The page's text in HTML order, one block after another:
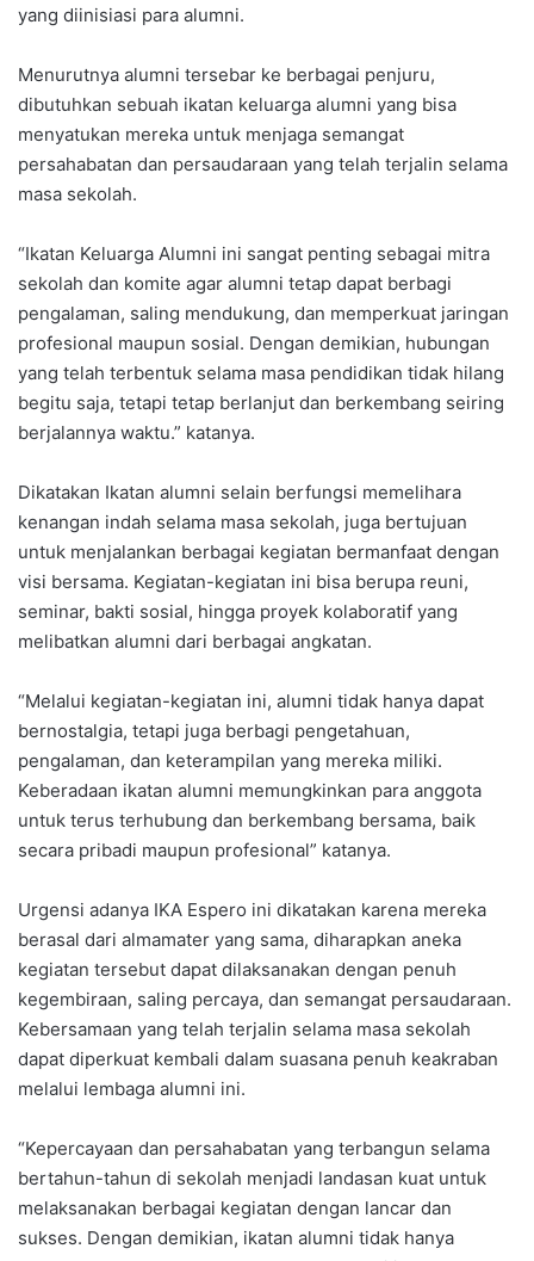
yang diinisiasi para alumni.
Menurutnya alumni tersebar ke berbagai penjuru,
dibutuhkan sebuah ikatan keluarga alumni yang bisa
menyatukan mereka untuk menjaga semangat
persahabatan dan persaudaraan yang telah terjalin selama
masa sekolah.
“Ikatan Keluarga Alumni ini sangat penting sebagai mitra
sekolah dan komite agar alumni tetap dapat berbagi
pengalaman, saling mendukung, dan memperkuat jaringan
profesional maupun sosial. Dengan demikian, hubungan
yang telah terbentuk selama masa pendidikan tidak hilang
begitu saja, tetapi tetap berlanjut dan berkembang seiring
berjalannya waktu.” katanya.
Dikatakan Ikatan alumni selain berfungsi memelihara
kenangan indah selama masa sekolah, juga bertujuan
untuk menjalankan berbagai kegiatan bermanfaat dengan
visi bersama. Kegiatan-kegiatan ini bisa berupa reuni,
seminar, bakti sosial, hingga proyek kolaboratif yang
melibatkan alumni dari berbagai angkatan.
“Melalui kegiatan-kegiatan ini, alumni tidak hanya dapat
bernostalgia, tetapi juga berbagi pengetahuan,
pengalaman, dan keterampilan yang mereka miliki.
Keberadaan ikatan alumni memungkinkan para anggota
untuk terus terhubung dan berkembang bersama, baik
secara pribadi maupun profesional” katanya.
Urgensi adanya IKA Espero ini dikatakan karena mereka
berasal dari almamater yang sama, diharapkan aneka
kegiatan tersebut dapat dilaksanakan dengan penuh
kegembiraan, saling percaya, dan semangat persaudaraan.
Kebersamaan yang telah terjalin selama masa sekolah
dapat diperkuat kembali dalam suasana penuh keakraban
melalui lembaga alumni ini.
“Kepercayaan dan persahabatan yang terbangun selama
bertahun-tahun di sekolah menjadi landasan kuat untuk
melaksanakan berbagai kegiatan dengan lancar dan
sukses. Dengan demikian, ikatan alumni tidak hanya